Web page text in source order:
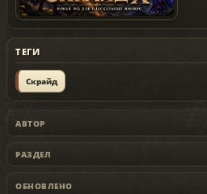
ТЕГИ
Скрайд
АВТОР
РАЗДЕЛ
ОБНОВЛЕНО